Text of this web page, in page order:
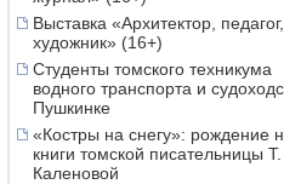
Выставка «Архитектор, педагог,
художник» (16+)
Студенты томского техникума
водного транспорта и
Пушкинке
«Костры на снегу»: рождение
книги томской писательницы Т.
Каленовой